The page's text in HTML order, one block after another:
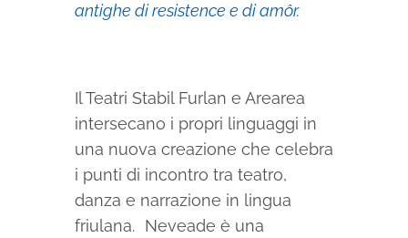
antighe di resistence e di amôr.
Il Teatri Stabil Furlan e Arearea
intersecano i propri linguaggi in
una nuova creazione che celebra
i punti di incontro tra teatro,
danza e narrazione in lingua
friulana. Neveade è una